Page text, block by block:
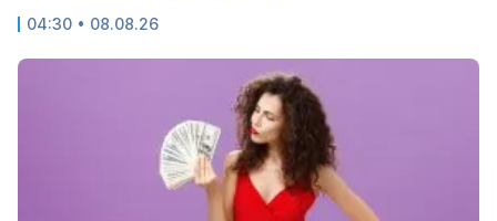
04:30 • 08.08.26